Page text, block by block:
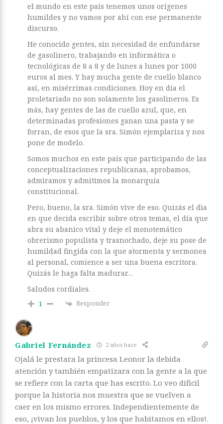
el mundo en este país tenemos unos orígenes
humildes y no vamos por ahí con ese permanente
discurso.
He conocido gentes, sin necesidad de enfundarse
de gasolinero, trabajando en informática o
tecnológicas de 8 a 8 y de lunes a lunes por 1000
euros al mes. Y hay mucha gente de cuello blanco
así, en misérrimas condiciones. Hoy en día el
proletariado no son solamente los gasolineros. Es
más, hay gentes de las de cuello azul, que, en
determinadas profesiones ganan una pasta y se
forran, de esos que la sra. Simón ejemplariza y nos
pone de modelo.
Somos muchos en este país que participando de las
conceptualizaciones republicanas, aprobamos,
admiramos y admitimos la monarquía
constitucional.
Pero, bueno, la sra. Simón vive de eso. Quizás el dìa
en que decida escribir sobre otros temas, el día que
abra su abanico vital y deje el monotemático
obrerismo populista y trasnochado, deje su pose de
humildad fingida con la que atormenta y sermonea
al personal, comience a ser una buena escritora.
Quizás le haga falta madurar…
Saludos cordiales.
1 Responder
Gabriel Fernández 2 años hace
Ojalá le prestara la princesa Leonor la debida
atención y también empatizara con la gente a la que
se refiere con la carta que has escrito. Lo veo dificil
porque la historia nos muestra que se vuelven a
caer en los mismo errores. Independientemente de
eso, ¡vivan los pueblos, y los que habitamos en ellos!.